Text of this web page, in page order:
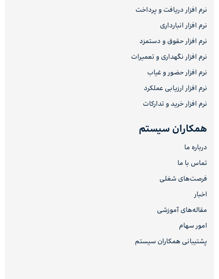
نرم افزار دریافت و پرداخت
نرم افزار انبارداری
نرم افزار حقوق و دستمزد
نرم افزار نگهداری و تعمیرات
نرم افزار حضور و غیاب
نرم افزار ارزیابی عملکرد
نرم افزار خرید و تدارکات
همکاران سیستم
درباره ما
تماس با ما
فرصت‌های شغلی
اخبار
مقاله‌های آموزشی
امور سهام
پشتیبانی همکاران سیستم